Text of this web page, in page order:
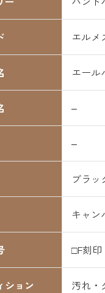
エルメ
エール
–
–
ブラッ
キャ
□F刻印
ション 汚れ・